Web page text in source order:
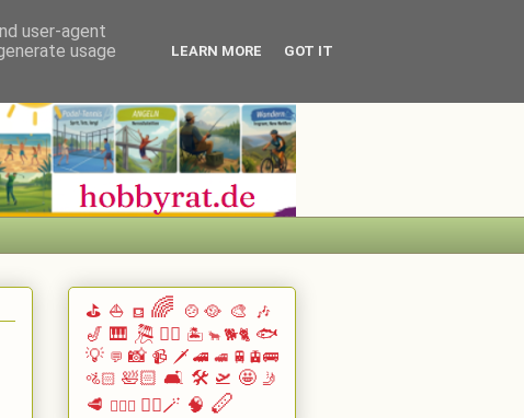
⛳ ⛵ ⛾ 🌈 🍲🥘 🎨 🎶
🎷 🎹 🎘 🏄🏽 🏝️ 🐂 🐕🐈 🐟
💡 💬 📸 📹 🗡️ 🚄 🚅 🚆🚊🚌
🚵🏻 🛀🏻 🛋️ 🛠️ 🛫 🤩 🤳
🥩 🧗🏻‍♀️ 🧙‍♂️🪄 🧠 🪈
user-agent
usage
LEARN MORE GOT IT